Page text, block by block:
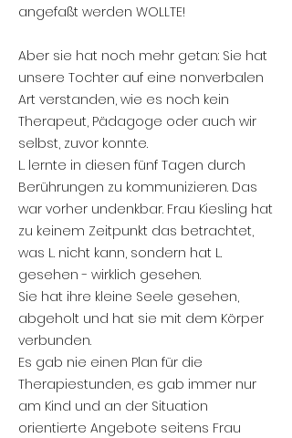
angefaßt werden WOLLTE!
Aber sie hat noch mehr getan: Sie hat
unsere Tochter auf eine nonverbalen
Art verstanden, wie es noch kein
Therapeut, Pädagoge oder auch wir
selbst, zuvor konnte.
L. lernte in diesen fünf Tagen durch
Berührungen zu kommunizieren. Das
war vorher undenkbar. Frau Kiesling hat
zu keinem Zeitpunkt das betrachtet,
was L. nicht kann, sondern hat L.
gesehen - wirklich gesehen.
Sie hat ihre kleine Seele gesehen,
abgeholt und hat sie mit dem Körper
verbunden.
Es gab nie einen Plan für die
Therapiestunden, es gab immer nur
am Kind und an der Situation
orientierte Angebote seitens Frau